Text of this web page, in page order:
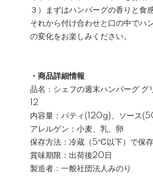
３）まずはハンバーグの香りと食
それから付け合わせと口の中でハ
の変化をお楽しみください。
・商品詳細情報
品名：シェフの週末ハンバーグ グ
12
内容量：パティ(120g)、ソース
アレルゲン：小麦、乳、卵
保存方法：冷蔵（5℃以下）で保存
賞味期限：出荷後20日
製造者：一般社団法人みのり